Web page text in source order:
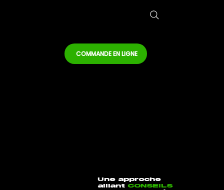
COMMANDE EN LIGNE
Une approche
alliant CONSEILS